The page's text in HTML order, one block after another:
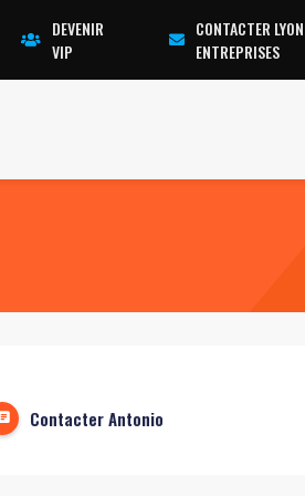
DEVENIR
VIP
CONTACTER LYON
ENTREPRISES
Contacter Antonio